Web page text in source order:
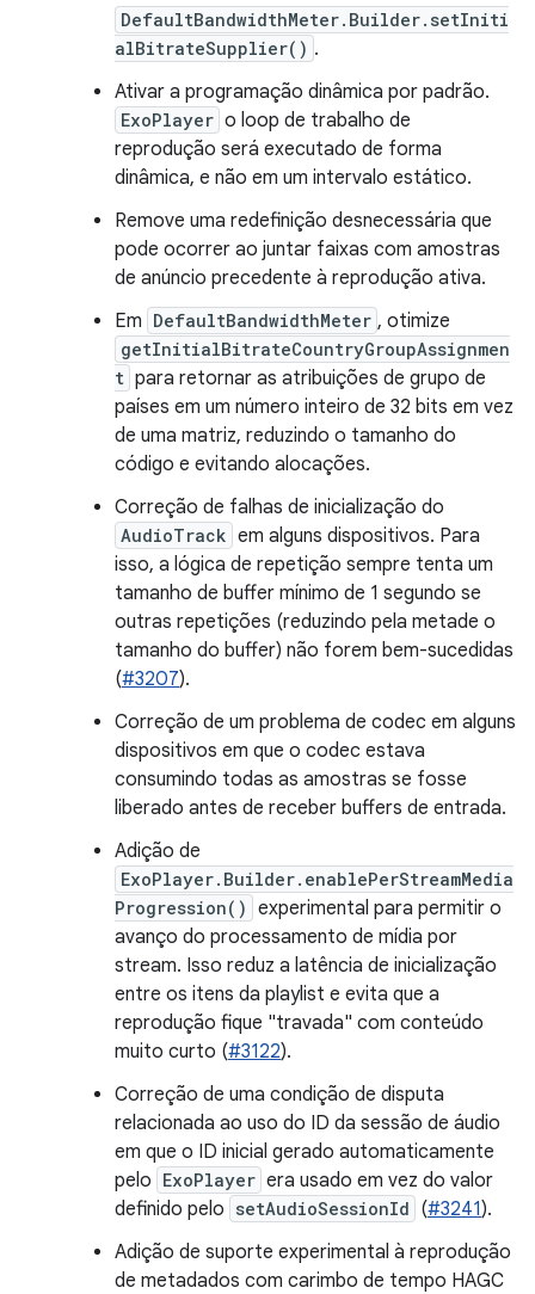
DefaultBandwidthMeter.Builder.setIniti
alBitrateSupplier() .
Ativar a programação dinâmica por padrão.
ExoPlayer o loop de trabalho de
reprodução será executado de forma
dinâmica, e não em um intervalo estático.
Remove uma redefinição desnecessária que
pode ocorrer ao juntar faixas com amostras
de anúncio precedente à reprodução ativa.
Em DefaultBandwidthMeter , otimize
getInitialBitrateCountryGroupAssignmen
t para retornar as atribuições de grupo de
países em um número inteiro de 32 bits em vez
de uma matriz, reduzindo o tamanho do
código e evitando alocações.
Correção de falhas de inicialização do
AudioTrack em alguns dispositivos. Para
isso, a lógica de repetição sempre tenta um
tamanho de buffer mínimo de 1 segundo se
outras repetições (reduzindo pela metade o
tamanho do buffer) não forem bem-sucedidas
(#3207).
Correção de um problema de codec em alguns
dispositivos em que o codec estava
consumindo todas as amostras se fosse
liberado antes de receber buffers de entrada.
Adição de
ExoPlayer.Builder.enablePerStreamMedia
Progression() experimental para permitir o
avanço do processamento de mídia por
stream. Isso reduz a latência de inicialização
entre os itens da playlist e evita que a
reprodução fique "travada" com conteúdo
muito curto (#3122).
Correção de uma condição de disputa
relacionada ao uso do ID da sessão de áudio
em que o ID inicial gerado automaticamente
pelo ExoPlayer era usado em vez do valor
definido pelo setAudioSessionId (#3241).
Adição de suporte experimental à reprodução
de metadados com carimbo de tempo HAGC